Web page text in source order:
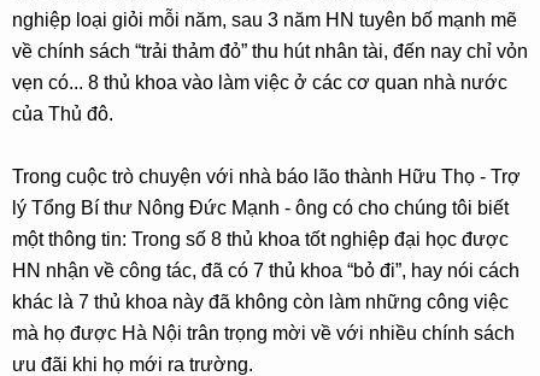
nghiệp loại giỏi mỗi năm, sau 3 năm HN tuyên bố mạnh mẽ
về chính sách “trải thảm đỏ” thu hút nhân tài, đến nay chỉ vỏn
vẹn có... 8 thủ khoa vào làm việc ở các cơ quan nhà nước
của Thủ đô.
Trong cuộc trò chuyện với nhà báo lão thành Hữu Thọ - Trợ
lý Tổng Bí thư Nông Đức Mạnh - ông có cho chúng tôi biết
một thông tin: Trong số 8 thủ khoa tốt nghiệp đại học được
HN nhận về công tác, đã có 7 thủ khoa “bỏ đi”, hay nói cách
khác là 7 thủ khoa này đã không còn làm những công việc
mà họ được Hà Nội trân trọng mời về với nhiều chính sách
ưu đãi khi họ mới ra trường.